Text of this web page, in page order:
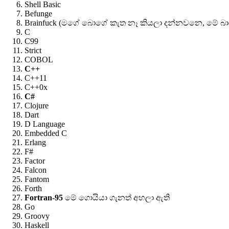
Shell Basic
Befunge
Brainfuck (මගේ බොගේ කැත නෑ කියලා දන්නවනෙ, මේ
C
C99
Strict
COBOL
C++
C++11
C++0x
C#
Clojure
Dart
D Language
Embedded C
Erlang
F#
Factor
Falcon
Fantom
Forth
Fortran-95 මේ ගොයියා ගැනත් අහලා ඇති
Go
Groovy
Haskell